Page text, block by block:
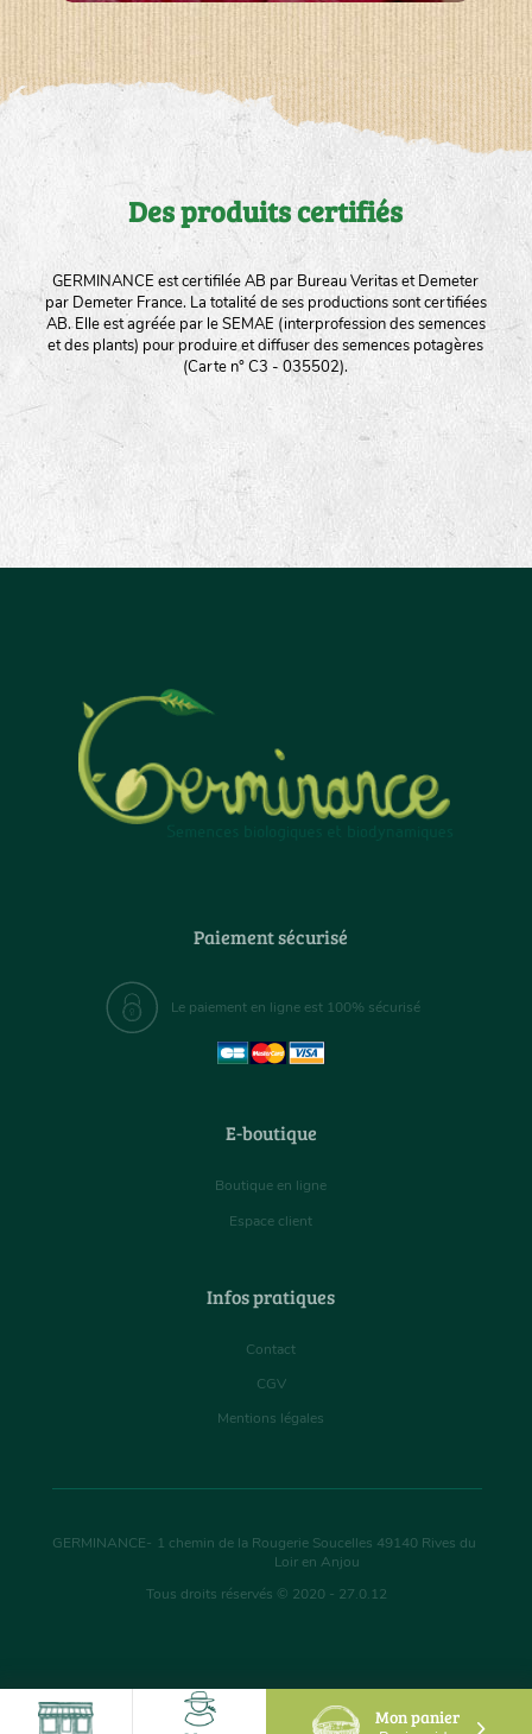
Mon panier
Des produits certifiés
GERMINANCE est certifilée AB par Bureau Veritas et Demeter
par Demeter France. La totalité de ses productions sont certifiées
AB. Elle est agréée par le SEMAE (interprofession des semences
et des plants) pour produire et diffuser des semences potagères
(Carte n° C3 - 035502).
Paiement sécurisé
Le paiement en ligne est 100% sécurisé
E-boutique
Boutique en ligne
Espace client
Infos pratiques
Contact
CGV
Mentions légales
GERMINANCE- 1 chemin de la Rougerie Soucelles 49140 Rives du
Loir en Anjou
Tous droits réservés © 2020 - 27.0.12